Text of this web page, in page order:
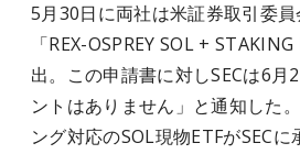
5月30日に両社は米証券取引委員
「REX-OSPREY SOL +
出。この申請書に対しSECは6月
ントはありません」と通知した
ング対応のSOL現物ETFがSEC